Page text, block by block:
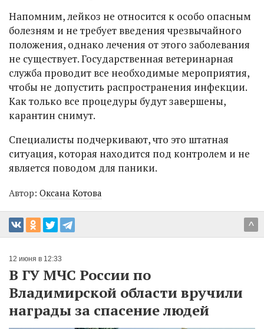
Напомним, лейкоз не относится к особо опасным
болезням и не требует введения чрезвычайного
положения, однако лечения от этого заболевания
не существует. Государственная ветеринарная
служба проводит все необходимые мероприятия,
чтобы не допустить распространения инфекции.
Как только все процедуры будут завершены,
карантин снимут.
Специалисты подчеркивают, что это штатная
ситуация, которая находится под контролем и не
является поводом для паники.
Автор: Оксана Котова
^
12 июня в 12:33
В ГУ МЧС России по
Владимирской области вручили
награды за спасение людей